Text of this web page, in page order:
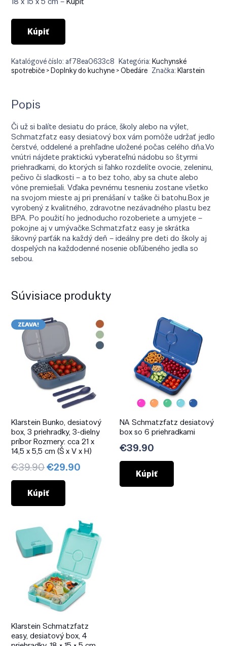
Kúpiť
Katalógové číslo: af78ea0633c8 Kategória:Kuchynské
spotrebiče > Doplnky do kuchyne > Obedáre Značka:Klarstein
Popis
Či už si balíte desiatu do práce, školy alebo na výlet,
Schmatzfatz easy desiatový box vám pomôže udržať jedlo
čerstvé, oddelené a prehľadne uložené počas celého dňa.Vo
vnútri nájdete praktickú vyberateľnú nádobu so štyrmi
priehradkami, do ktorých si ľahko rozdelíte ovocie, zeleninu,
pečivo či sladkosti – a to bez toho, aby sa chute alebo
vône premiešali. Vďaka pevnému tesneniu zostane všetko
na svojom mieste aj pri prenášaní v taške či batohu.Box je
vyrobený z kvalitného, zdravotne nezávadného plastu bez
BPA. Po použití ho jednoducho rozoberiete a umyjete –
pokojne aj v umývačke.Schmatzfatz easy je skrátka
šikovný parťák na každý deň – ideálny pre deti do školy aj
dospelých na každodenné nosenie obľúbeného jedla so
sebou.
Súvisiace produkty
ZĽAVA!
Klarstein Bunko, desiatový
box, 3 priehradky, 3-dielny
príbor Rozmery: cca 21 x
14,5 x 5,5 cm (Š x V x H)
€39.90Pôvodná
cena
bola:
€39.90.
€29.90 Aktuálna
Kúpiť
NA Schmatzfatz desiatový
box so 6 priehradkami
€39.90
Kúpiť
Klarstein Schmatzfatz
easy, desiatový box, 4